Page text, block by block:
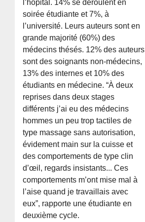
l’hôpital. 14% se déroulent en
soirée étudiante et 7%, à
l’université. Leurs auteurs sont en
grande majorité (60%) des
médecins thésés. 12% des auteurs
sont des soignants non-médecins,
13% des internes et 10% des
étudiants en médecine. “À deux
reprises dans deux stages
différents j’ai eu des médecins
hommes un peu trop tactiles de
type massage sans autorisation,
évidement main sur la cuisse et
des comportements de type clin
d’œil, regards insistants... Ces
comportements m’ont mise mal à
l’aise quand je travaillais avec
eux”, rapporte une étudiante en
deuxième cycle.